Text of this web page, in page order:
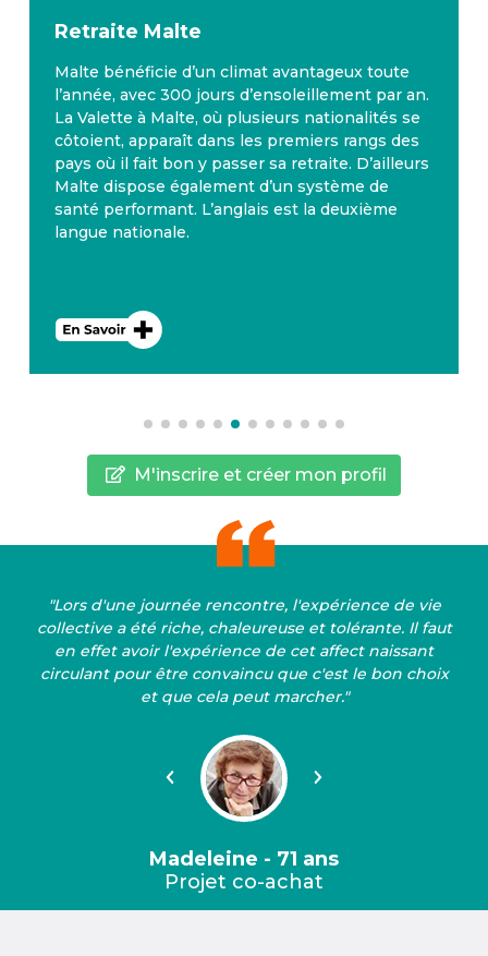
Retraite Malte
Malte bénéficie d’un climat avantageux toute
l’année, avec 300 jours d’ensoleillement par an.
La Valette à Malte, où plusieurs nationalités se
côtoient, apparaît dans les premiers rangs des
pays où il fait bon y passer sa retraite. D’ailleurs
Malte dispose également d’un système de
santé performant. L’anglais est la deuxième
langue nationale.
M'inscrire et créer mon profil
"Lors d'une journée rencontre, l'expérience de vie
collective a été riche, chaleureuse et tolérante. Il faut
en effet avoir l'expérience de cet affect naissant
circulant pour être convaincu que c'est le bon choix
et que cela peut marcher."
Précédent Suivant
Madeleine - 71 ans
Projet co-achat